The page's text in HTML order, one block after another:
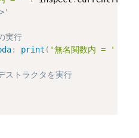
実行
: print ( '無名関数内 = '
ストラクタを実行